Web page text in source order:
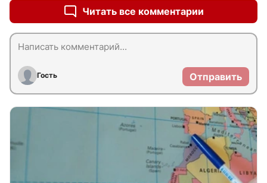
Читать все комментарии
Гость Отправить